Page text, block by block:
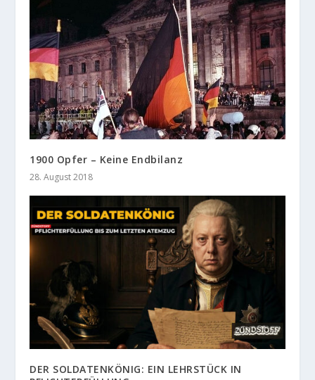
1900 Opfer – Keine Endbilanz
28. August 2018
DER SOLDATENKÖNIG: EIN LEHRSTÜCK IN